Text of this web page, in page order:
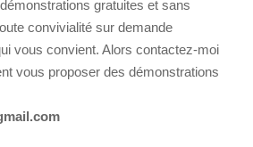
gratuites et sans
convivialité sur demande
vous convient. Alors contactez-moi
vous proposer des démonstrations